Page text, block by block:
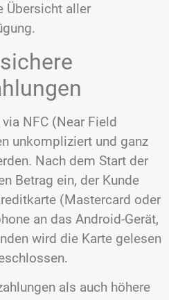
Übersicht aller
NFC (Near Field
unkompliziert und ganz
Nach dem Start der
Betrag ein, der Kunde
(Mastercard oder
an das Android-Gerät,
wird die Karte gelesen
als auch höhere